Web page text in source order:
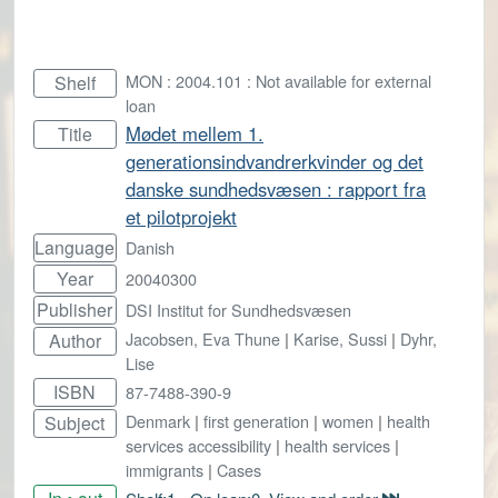
Shelf
MON : 2004.101 : Not available for external
loan
Title
Mødet mellem 1.
generationsindvandrerkvinder og det
danske sundhedsvæsen : rapport fra
et pilotprojekt
Language Danish
Year 20040300
Publisher DSI Institut for Sundhedsvæsen
Author Jacobsen, Eva Thune | Karise, Sussi | Dyhr,
Lise
ISBN 87-7488-390-9
Subject Denmark | first generation | women | health
services accessibility | health services |
immigrants | Cases